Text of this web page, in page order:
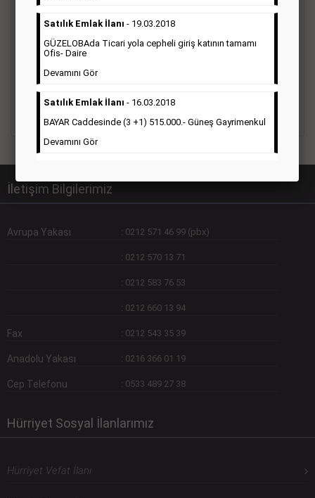
Hürriyet gazetesi Ticari ilan; firmaların tanıtımlarının, duyuru
ve kampanyalarının yapıldığı, çerçeveli ilan çeşididir.Hüriyet
gazetesine verilen ticari ilanları genellikle kurumsal firmalar
olmak üzere bütün sektörler bu ilan türünü tercih
Detaylı Bilgi & İlan Örnekleri
İletişim Bilgilerimiz
Avrupa Yakası : 0212 571 46 99 (pbx)
: 0212 570 13 71
: 0212 583 76 53
: 0212 660 13 94
Fax : 0212 543 35 39
Anadolu Yakası : 0216 366 01 19
Cep Telefonu : 0533 489 27 38
Hürriyet Sosyal İlanlarımız
Hürriyet Vefat İlanı
Satılık Emlak İlanı - 19.03.2018
GÜZELOBAda Ticari yola cepheli giriş katının tamamı
Ofis- Daire
Devamını Gör
Satılık Emlak İlanı - 16.03.2018
BAYAR Caddesinde (3 +1) 515.000.- Güneş Gayrimenkul
Devamını Gör